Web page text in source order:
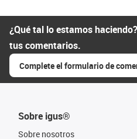
¿Qué tal lo estamos
tus comentarios.
Complete el formulario de
Sobre igus®
Sobre nosotros